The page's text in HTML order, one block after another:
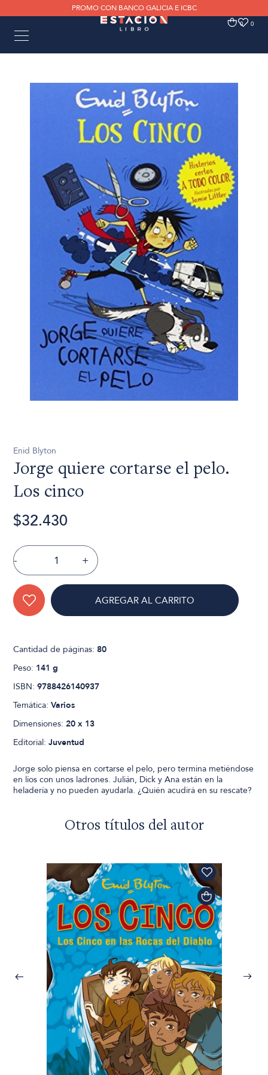
PROMO CON BANCO GALICIA E ICBC
0 0
Enid Blyton
Jorge quiere cortarse el pelo.
Los cinco
$32.430
- +
AGREGAR AL CARRITO
Cantidad de páginas:80
Peso: 141 g
ISBN:9788426140937
Temática:Varios
Dimensiones:20 x 13
Editorial:Juventud
Jorge solo piensa en cortarse el pelo, pero termina metiéndose
en líos con unos ladrones. Julián, Dick y Ana están en la
heladería y no pueden ayudarla. ¿Quién acudirá en su rescate?
Otros títulos del autor